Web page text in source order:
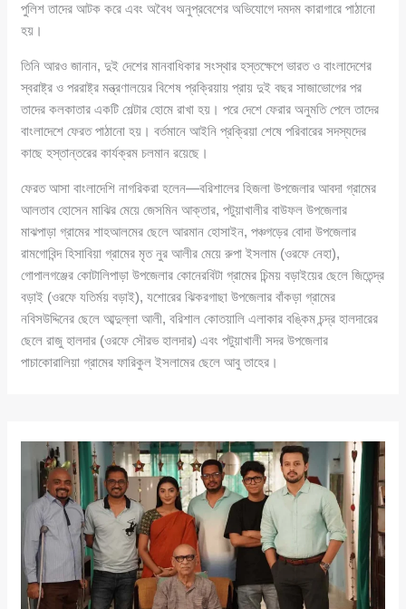
পুলিশ তাদের আটক করে এবং অবৈধ অনুপ্রবেশের অভিযোগে দমদম কারাগারে পাঠানো
হয়।
তিনি আরও জানান, দুই দেশের মানবাধিকার সংস্থার হস্তক্ষেপে ভারত ও বাংলাদেশের
স্বরাষ্ট্র ও পররাষ্ট্র মন্ত্রণালয়ের বিশেষ প্রক্রিয়ায় প্রায় দুই বছর সাজাভোগের পর
তাদের কলকাতার একটি শেল্টার হোমে রাখা হয়। পরে দেশে ফেরার অনুমতি পেলে তাদের
বাংলাদেশে ফেরত পাঠানো হয়। বর্তমানে আইনি প্রক্রিয়া শেষে পরিবারের সদস্যদের
কাছে হস্তান্তরের কার্যক্রম চলমান রয়েছে।
ফেরত আসা বাংলাদেশি নাগরিকরা হলেন—বরিশালের হিজলা উপজেলার আবদা গ্রামের
আলতাব হোসেন মাঝির মেয়ে জেসমিন আক্তার, পটুয়াখালীর বাউফল উপজেলার
মাঝপাড়া গ্রামের শাহআলমের ছেলে আরমান হোসাইন, পঞ্চগড়ের বোদা উপজেলার
রামগোবিন্দ হিসাবিয়া গ্রামের মৃত নুর আলীর মেয়ে রুপা ইসলাম (ওরফে নেহা),
গোপালগঞ্জের কোটালিপাড়া উপজেলার কোনেরবিটা গ্রামের চিন্ময় বড়াইয়ের ছেলে জিতেন্দ্র
বড়াই (ওরফে যতির্ময় বড়াই), যশোরের ঝিকরগাছা উপজেলার বাঁকড়া গ্রামের
নবিসউদ্দিনের ছেলে আব্দুল্লা আলী, বরিশাল কোতয়ালি এলাকার বঙ্কিম চন্দ্র হালদারের
ছেলে রাজু হালদার (ওরফে সৌরভ হালদার) এবং পটুয়াখালী সদর উপজেলার
পাচাকোরালিয়া গ্রামের ফারিকুল ইসলামের ছেলে আবু তাহের।